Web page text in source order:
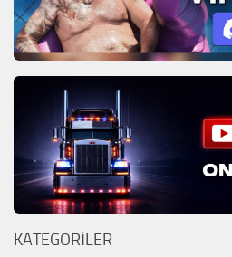
KATEGORILER